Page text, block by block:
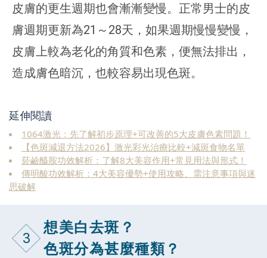
皮膚的更生週期也會漸漸變慢。正常男士的皮
膚週期更新為21～28天，如果週期慢慢變慢，
皮膚上較為老化的角質和色素，便無法排出，
造成膚色暗沉，也較容易出現色斑。
延伸閱讀
1064激光：先了解初步原理+可改善的5大皮膚色素問題！
【色斑減退方法2026】激光彩光治療比較+減斑食物名單
菸鹼醯胺功效解析：了解8大美容作用+常見用法與形式！
傳明酸功效解析：4大美容優勢+使用攻略、需注意事項與迷
思破解
3
想美白去斑？
色斑分為甚麼種類？